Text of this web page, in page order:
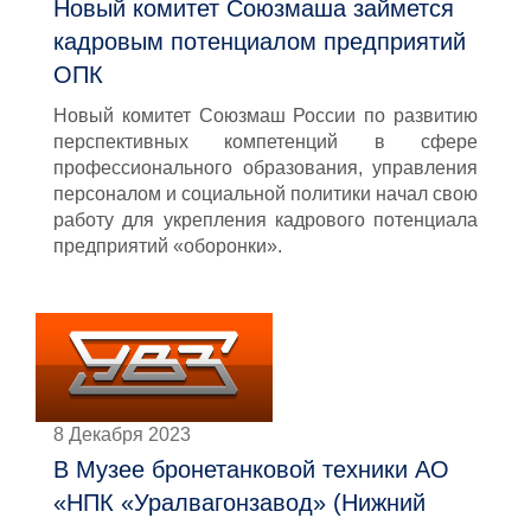
Новый комитет Союзмаша займется
кадровым потенциалом предприятий
ОПК
Новый комитет Союзмаш России по развитию
перспективных компетенций в сфере
профессионального образования, управления
персоналом и социальной политики начал свою
работу для укрепления кадрового потенциала
предприятий «оборонки».
8 Декабря 2023
В Музее бронетанковой техники АО
«НПК «Уралвагонзавод» (Нижний